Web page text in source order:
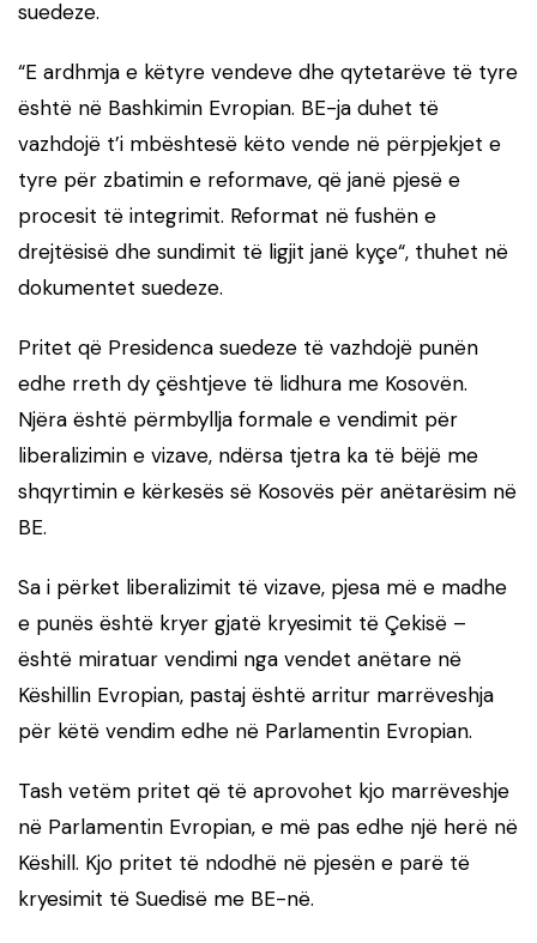
suedeze.
“E ardhmja e këtyre vendeve dhe qytetarëve të tyre
është në Bashkimin Evropian. BE-ja duhet të
vazhdojë t’i mbështesë këto vende në përpjekjet e
tyre për zbatimin e reformave, që janë pjesë e
procesit të integrimit. Reformat në fushën e
drejtësisë dhe sundimit të ligjit janë kyçe“, thuhet në
dokumentet suedeze.
Pritet që Presidenca suedeze të vazhdojë punën
edhe rreth dy çështjeve të lidhura me Kosovën.
Njëra është përmbyllja formale e vendimit për
liberalizimin e vizave, ndërsa tjetra ka të bëjë me
shqyrtimin e kërkesës së Kosovës për anëtarësim në
BE.
Sa i përket liberalizimit të vizave, pjesa më e madhe
e punës është kryer gjatë kryesimit të Çekisë –
është miratuar vendimi nga vendet anëtare në
Këshillin Evropian, pastaj është arritur marrëveshja
për këtë vendim edhe në Parlamentin Evropian.
Tash vetëm pritet që të aprovohet kjo marrëveshje
në Parlamentin Evropian, e më pas edhe një herë në
Këshill. Kjo pritet të ndodhë në pjesën e parë të
kryesimit të Suedisë me BE-në.